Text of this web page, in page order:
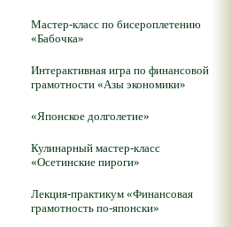
Мастер-класс по бисероплетению
«Бабочка»
Интерактивная игра по финансовой
грамотности «Азы экономики»
«Японское долголетие»
Кулинарный мастер-класс
«Осетинские пироги»
Лекция-практикум «Финансовая
грамотность по-японски»